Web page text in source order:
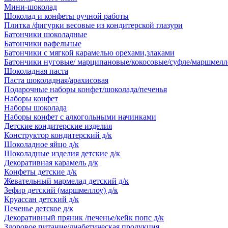
Мини-шоколад
Шоколад и конфеты ручной работы
Плитка /фигурки весовые из кондитерской глазури
Батончики шоколадные
Батончики вафельные
Батончики с мягкой карамелью орехами,злаками
Батончики нуговые/ марципановые/кокосовые/суфле/
Шоколадная паста
Паста шоколадная/арахисовая
Подарочные наборы конфет/шоколада/печенья
Наборы конфет
Наборы шоколада
Наборы конфет с алкогольными начинками
Детские кондитерские изделия
Конструктор кондитерский д/к
Шоколадное яйцо д/к
Шоколадные изделия детские д/к
Декоративная карамель д/к
Конфеты детские д/к
Жевательный мармелад детский д/к
Зефир детский (маршмеллоу) д/к
Круассан детский д/к
Печенье детское д/к
Декоративный пряник /печенье/кейк попс д/к